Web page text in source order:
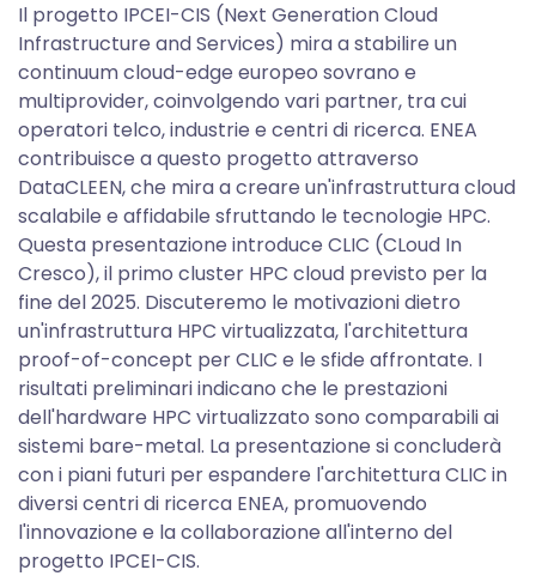
Il progetto IPCEI-CIS (Next Generation Cloud
Infrastructure and Services) mira a stabilire un
continuum cloud-edge europeo sovrano e
multiprovider, coinvolgendo vari partner, tra cui
operatori telco, industrie e centri di ricerca. ENEA
contribuisce a questo progetto attraverso
DataCLEEN, che mira a creare un'infrastruttura cloud
scalabile e affidabile sfruttando le tecnologie HPC.
Questa presentazione introduce CLIC (CLoud In
Cresco), il primo cluster HPC cloud previsto per la
fine del 2025. Discuteremo le motivazioni dietro
un'infrastruttura HPC virtualizzata, l'architettura
proof-of-concept per CLIC e le sfide affrontate. I
risultati preliminari indicano che le prestazioni
dell'hardware HPC virtualizzato sono comparabili ai
sistemi bare-metal. La presentazione si concluderà
con i piani futuri per espandere l'architettura CLIC in
diversi centri di ricerca ENEA, promuovendo
l'innovazione e la collaborazione all'interno del
progetto IPCEI-CIS.